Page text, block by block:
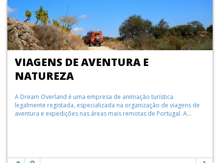
VIAGENS DE AVENTURA E
NATUREZA
A Dream Overland é uma empresa de animação turística
legalmente registada, especializada na organização de viagens de
aventura e expedições nas áreas mais remotas de Portugal. A...